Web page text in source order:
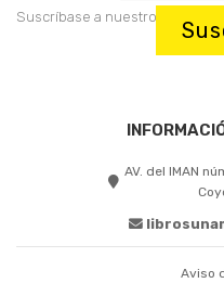
Suscríbase a nuestro boletín:
AV. del IMAN
Aviso